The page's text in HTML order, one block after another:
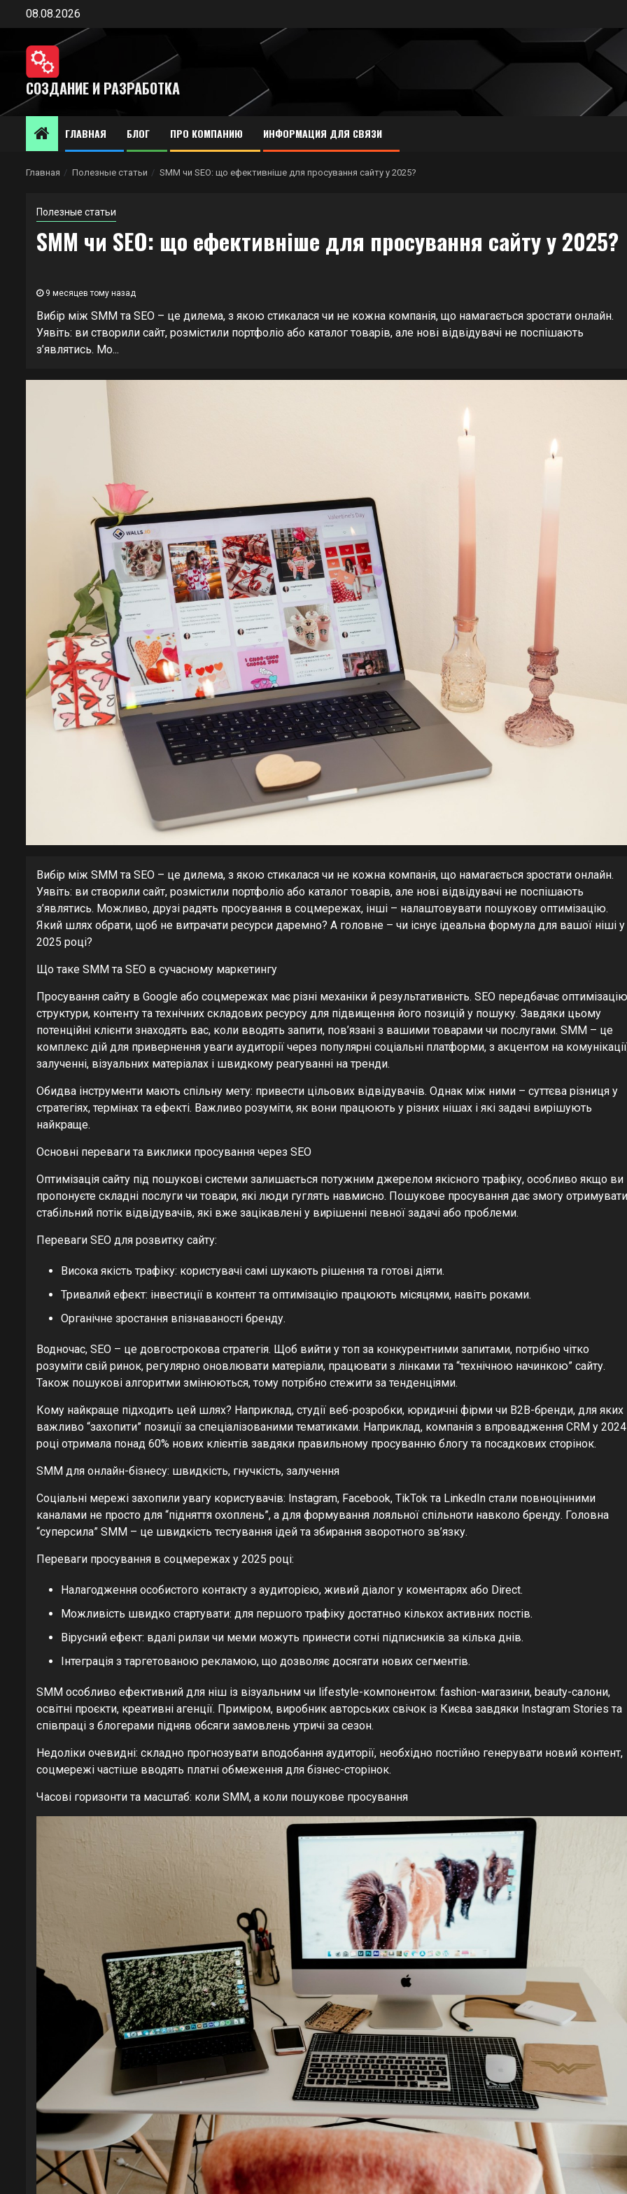
Перейти
содержимому
08.08.2026
СОЗДАНИЕ И РАЗРАБОТКА
ГЛАВНАЯ БЛОГ ПРО КОМПАНИЮ ИНФОРМАЦИЯ ДЛЯ СВЯЗИ
Главная Полезные статьи SMM чи SEO: що ефективніше для просування сайту у 2025?
Полезные статьи
SMM чи SEO: що ефективніше для просування сайту у 2025?
9 месяцев тому назад
Вибір між SMM та SEO – це дилема, з якою стикалася чи не кожна компанія, що намагається зростати онлайн.
Уявіть: ви створили сайт, розмістили портфоліо або каталог товарів, але нові відвідувачі не поспішають
з’являтись. Мо...
Вибір між SMM та SEO – це дилема, з якою стикалася чи не кожна компанія, що намагається зростати онлайн.
Уявіть: ви створили сайт, розмістили портфоліо або каталог товарів, але нові відвідувачі не поспішають
з’являтись. Можливо, друзі радять просування в соцмережах, інші – налаштовувати пошукову оптимізацію.
Який шлях обрати, щоб не витрачати ресурси даремно? А головне – чи існує ідеальна формула для вашої ніші у
2025 році?
Що таке SMM та SEO в сучасному маркетингу
Просування сайту в Google або соцмережах має різні механіки й результативність. SEO передбачає оптимізацію
структури, контенту та технічних складових ресурсу для підвищення його позицій у пошуку. Завдяки цьому
потенційні клієнти знаходять вас, коли вводять запити, пов’язані з вашими товарами чи послугами. SMM – це
комплекс дій для привернення уваги аудиторії через популярні соціальні платформи, з акцентом на
залученні, візуальних матеріалах і швидкому реагуванні на тренди.
Обидва інструменти мають спільну мету: привести цільових відвідувачів. Однак між ними – суттєва різниця у
стратегіях, термінах та ефекті. Важливо розуміти, як вони працюють у різних нішах і які задачі вирішують
найкраще.
Основні переваги та виклики просування через SEO
Оптимізація сайту під пошукові системи залишається потужним джерелом якісного трафіку, особливо якщо ви
пропонуєте складні послуги чи товари, які люди гуглять навмисно. Пошукове просування дає змогу отримувати
стабільний потік відвідувачів, які вже зацікавлені у вирішенні певної задачі або проблеми.
Переваги SEO для розвитку сайту:
Висока якість трафіку: користувачі самі шукають рішення та готові діяти.
Тривалий ефект: інвестиції в контент та оптимізацію працюють місяцями, навіть роками.
Органічне зростання впізнаваності бренду.
Водночас, SEO – це довгострокова стратегія. Щоб вийти у топ за конкурентними запитами, потрібно чітко
розуміти свій ринок, регулярно оновлювати матеріали, працювати з лінками та “технічною начинкою” сайту.
Також пошукові алгоритми змінюються, тому потрібно стежити за тенденціями.
Кому найкраще підходить цей шлях? Наприклад, студії веб-розробки, юридичні фірми чи B2B-бренди, для яких
важливо “захопити” позиції за спеціалізованими тематиками. Наприклад, компанія з впровадження CRM у 2024
році отримала понад 60% нових клієнтів завдяки правильному просуванню блогу та посадкових сторінок.
SMM для онлайн-бізнесу: швидкість, гнучкість, залучення
Соціальні мережі захопили увагу користувачів: Instagram, Facebook, TikTok та LinkedIn стали повноцінними
каналами не просто для “підняття охоплень”, а для формування лояльної спільноти навколо бренду. Головна
“суперсила” SMM – це швидкість тестування ідей та збирання зворотного зв’язку.
Переваги просування в соцмережах у 2025 році:
Налагодження особистого контакту з аудиторією, живий діалог у коментарях або Direct.
Можливість швидко стартувати: для першого трафіку достатньо кількох активних постів.
Вірусний ефект: вдалі рилзи чи меми можуть принести сотні підписників за кілька днів.
Інтеграція з таргетованою рекламою, що дозволяє досягати нових сегментів.
SMM особливо ефективний для ніш із візуальним чи lifestyle-компонентом: fashion-магазини, beauty-салони,
освітні проєкти, креативні агенції. Приміром, виробник авторських свічок із Києва завдяки Instagram Stories та
співпраці з блогерами підняв обсяги замовлень утричі за сезон.
Недоліки очевидні: складно прогнозувати вподобання аудиторії, необхідно постійно генерувати новий контент,
соцмережі частіше вводять платні обмеження для бізнес-сторінок.
Часові горизонти та масштаб: коли SMM, а коли пошукове просування